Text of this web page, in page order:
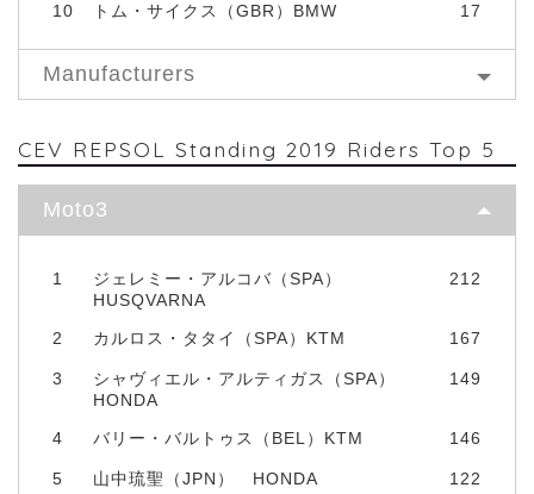
10 トム・サイクス（GBR）BMW 17
Manufacturers
CEV REPSOL Standing 2019 Riders Top 5
Moto3
1
ジェレミー・アルコバ（SPA）
HUSQVARNA
212
2 カルロス・タタイ（SPA）KTM 167
3
シャヴィエル・アルティガス（SPA）
HONDA
149
4 バリー・バルトゥス（BEL）KTM 146
5 山中琉聖（JPN） HONDA 122